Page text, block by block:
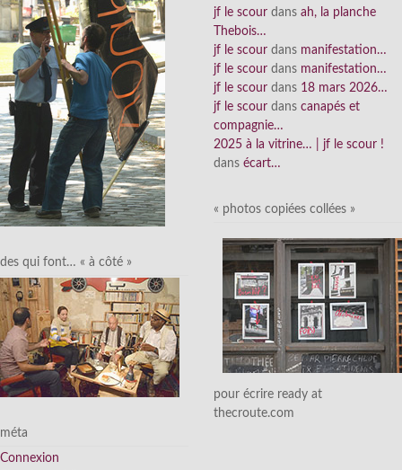
des qui font… « à côté »
méta
Connexion
jf le scour dans ah, la planche
Thebois…
jf le scour dans manifestation…
jf le scour dans manifestation…
jf le scour dans 18 mars 2026…
jf le scour dans canapés et
compagnie…
2025 à la vitrine… | jf le scour !
dans écart…
« photos copiées collées »
pour écrire ready at
thecroute.com